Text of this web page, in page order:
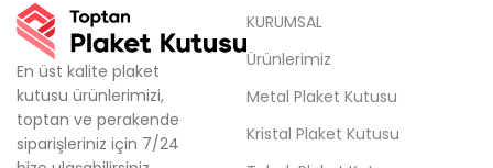
En üst kalite plaket
kutusu ürünlerimizi,
toptan ve perakende
siparişleriniz için 7/24
KURUMSAL
Ürünlerimiz
Metal Plaket Kutusu
Kristal Plaket Kutusu